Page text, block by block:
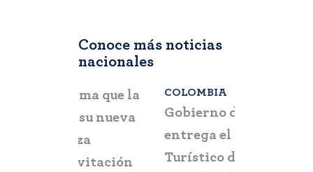
Conoce más noticias
nacionales
COLOMBIA
Gobierno del Progreso
entrega el “Mirador
Turístico de Arboletes”